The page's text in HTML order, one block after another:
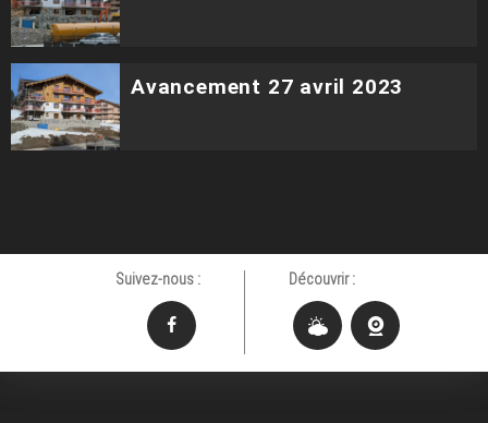
Avancement 27 avril 2023
Suivez-nous : Découvrir :